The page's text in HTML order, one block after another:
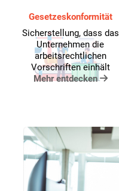
Gesetzeskonformität
Sicherstellung, dass das
Unternehmen die
arbeitsrechtlichen
Vorschriften einhält
Mehr entdecken